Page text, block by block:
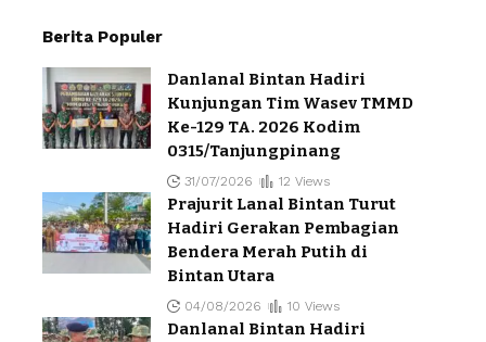
Berita Populer
Danlanal Bintan Hadiri
Kunjungan Tim Wasev TMMD
Ke-129 TA. 2026 Kodim
0315/Tanjungpinang
31/07/2026 12 Views
Prajurit Lanal Bintan Turut
Hadiri Gerakan Pembagian
Bendera Merah Putih di
Bintan Utara
04/08/2026 10 Views
Danlanal Bintan Hadiri